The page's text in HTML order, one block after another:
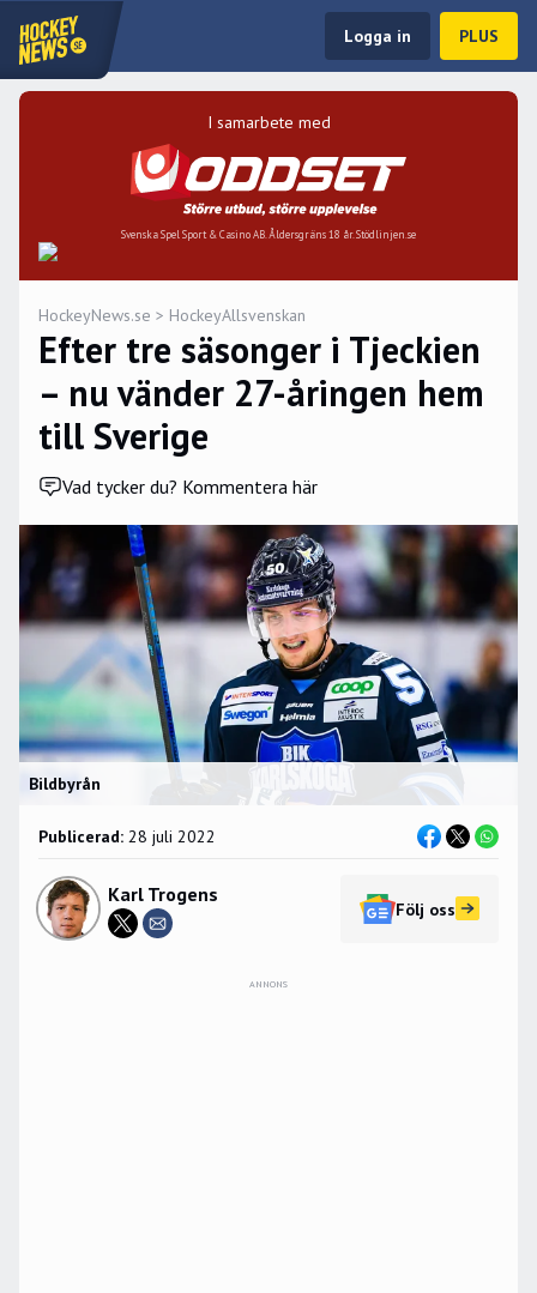
Logga in PLUS
I samarbete med
Svenska Spel Sport & Casino AB. Åldersgräns 18 år. Stödlinjen.se
HockeyNews.se > HockeyAllsvenskan
Efter tre säsonger i Tjeckien
– nu vänder 27-åringen hem
till Sverige
Vad tycker du? Kommentera här
Bildbyrån
Publicerad: 28 juli 2022
Karl Trogens
Följ oss
ANNONS